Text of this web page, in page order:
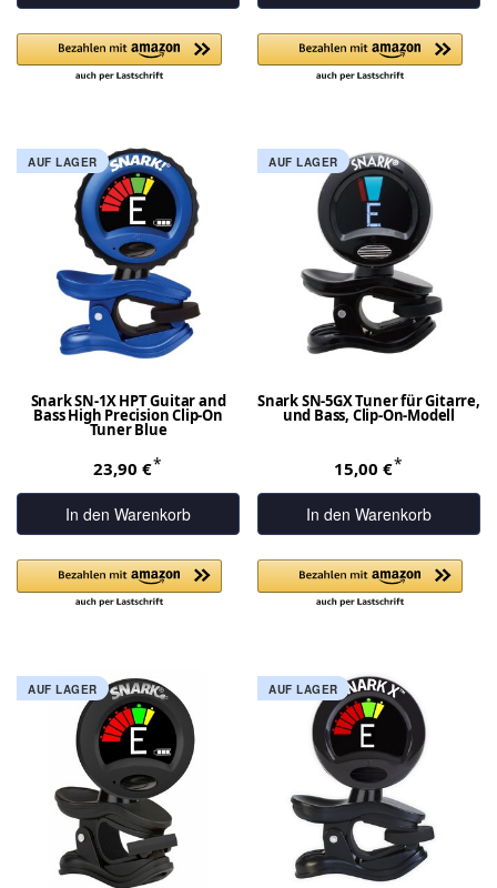
AUF LAGER
Snark SN-1X HPT Guitar and
Bass High Precision Clip-On
Tuner Blue
23,90 €*
In den Warenkorb
AUF LAGER
Snark SN-5GX Tuner für Gitarre,
und Bass, Clip-On-Modell
15,00 €*
In den Warenkorb
AUF LAGER AUF LAGER